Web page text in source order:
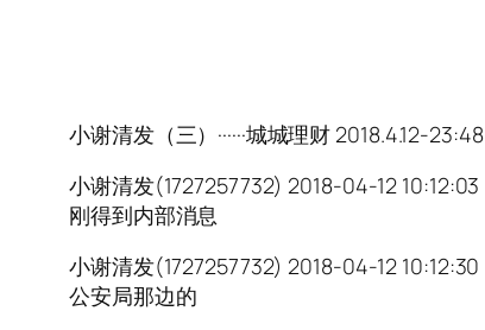
小谢清发（三）······城城理财 2018.4.12-23:48
小谢清发(1727257732) 2018-04-12 10:12:03
刚得到内部消息
小谢清发(1727257732) 2018-04-12 10:12:30
公安局那边的